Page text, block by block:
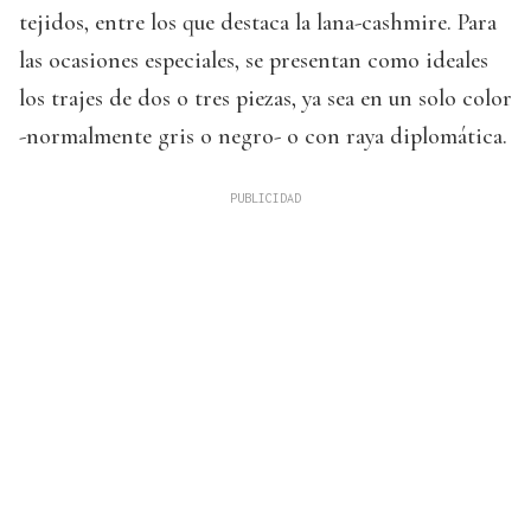
tejidos, entre los que destaca la lana-cashmire. Para
las ocasiones especiales, se presentan como ideales
los trajes de dos o tres piezas, ya sea en un solo color
-normalmente gris o negro- o con raya diplomática.